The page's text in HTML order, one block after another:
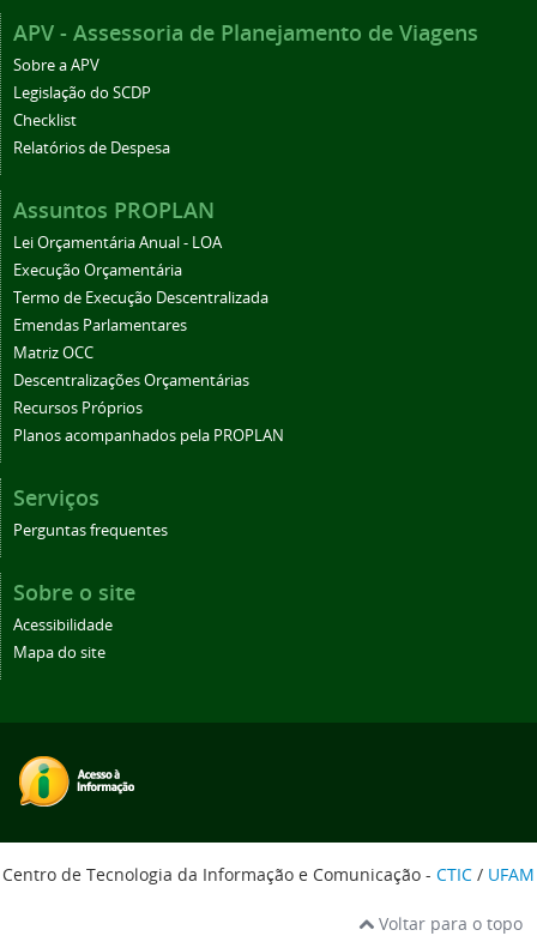
APV - Assessoria de Planejamento de Viagens
Sobre a APV
Legislação do SCDP
Checklist
Relatórios de Despesa
Assuntos PROPLAN
Lei Orçamentária Anual - LOA
Execução Orçamentária
Termo de Execução Descentralizada
Emendas Parlamentares
Matriz OCC
Descentralizações Orçamentárias
Recursos Próprios
Planos acompanhados pela PROPLAN
Serviços
Perguntas frequentes
Sobre o site
Acessibilidade
Mapa do site
Centro de Tecnologia da Informação e Comunicação - CTIC / UFAM
Voltar para o topo